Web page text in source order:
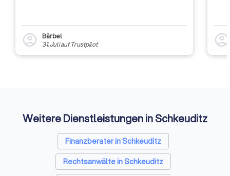
account_circle
Bärbel
31. Juliauf Trustpilot account_circle
Weitere Dienstleistungen in Schkeuditz
Finanzberater in Schkeuditz
Rechtsanwälte in Schkeuditz